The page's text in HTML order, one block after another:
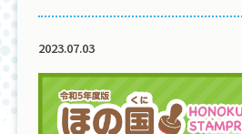
アプリ
2023.07.03